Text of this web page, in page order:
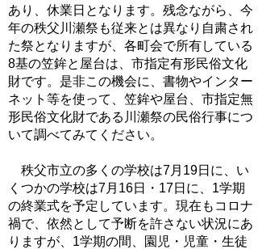
あり、休業日となります。残念ながら、今
年の秩父川瀬祭も従来とは異なり自粛され
た祭となりますが、各町会で所有している
8基の笠鉾と屋台は、市指定有形民俗文化
財です。是非この機会に、書物やインター
ネット等を使って、笠鉾や屋台、市指定無
形民俗文化財である川瀬祭の民俗行事につ
いて調べてみてください。
秩父市立の多くの学校は7月19日に、い
くつかの学校は7月16日・17日に、1学期
の終業式を予定しています。現在もコロナ
禍で、依然として予断を許さない状況にあ
りますが、1学期の間、園児・児童・生徒